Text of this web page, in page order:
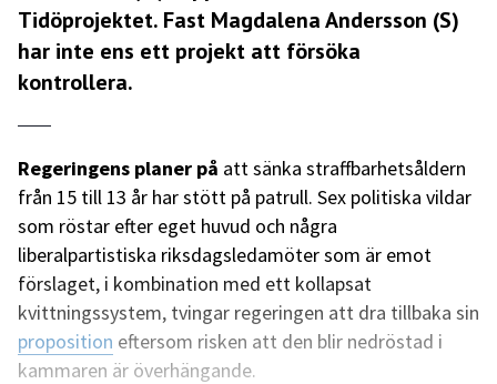
Tidöprojektet. Fast Magdalena Andersson (S)
har inte ens ett projekt att försöka
kontrollera.
Regeringens planer på att sänka straffbarhetsåldern
från 15 till 13 år har stött på patrull. Sex politiska vildar
som röstar efter eget huvud och några
liberalpartistiska riksdagsledamöter som är emot
förslaget, i kombination med ett kollapsat
kvittningssystem, tvingar regeringen att dra tillbaka sin
proposition eftersom risken att den blir nedröstad i
kammaren är överhängande.